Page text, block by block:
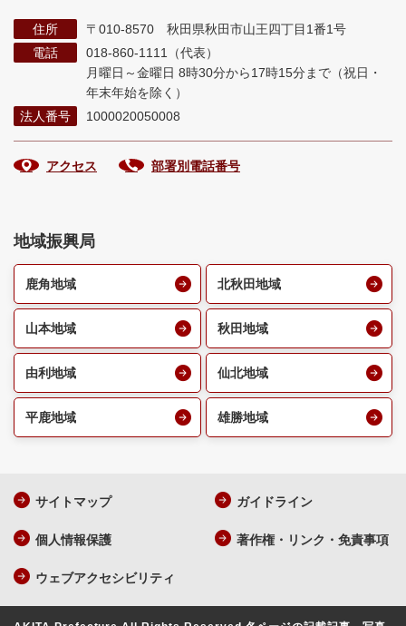
住所
〒010-8570 秋田県秋田市山王四丁目1番1号
電話
018-860-1111（代表）
月曜日～金曜日 8時30分から17時15分まで （祝日・
年末年始を除く）
法人番号
1000020050008
アクセス 部署別電話番号
地域振興局
鹿角地域 北秋田地域
山本地域 秋田地域
由利地域 仙北地域
平鹿地域 雄勝地域
サイトマップ ガイドライン
個人情報保護 著作権・リンク・免責事項
ウェブアクセシビリティ